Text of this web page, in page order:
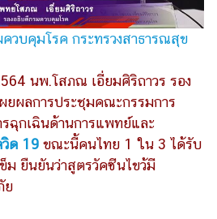
วบคุมโรค กระทรวงสาธารณสุข
นพ.โสภณ เอี่ยมศิริถาวร รอง
ยผลการประชุมคณะกรรมการ
ฉุกเฉินด้านการแพทย์และ
วิด 19 ขณะนี้คนไทย 1 ใน 3 ได้รับ
ม ยืนยันว่าสูตรวัคซีนไขว้มี
ย